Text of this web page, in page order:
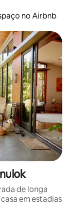
no Airbnb
de longa
em estadias